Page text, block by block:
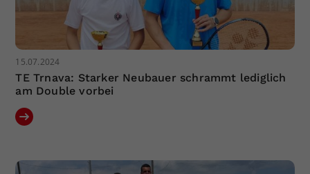
15.07.2024
TE Trnava: Starker Neubauer schrammt lediglich
am Double vorbei